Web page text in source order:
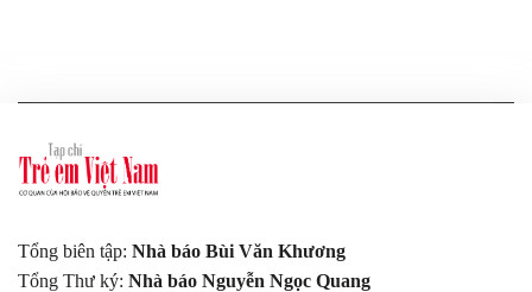
Tổng biên tập: Nhà báo Bùi Văn Khương
Tổng Thư ký: Nhà báo Nguyễn Ngọc Quang